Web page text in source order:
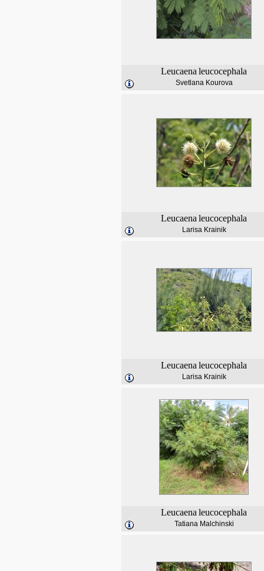
Leucaena leucocephala
Svetlana Kourova
Leucaena leucocephala
Larisa Krainik
Leucaena leucocephala
Larisa Krainik
Leucaena leucocephala
Tatiana Malchinski